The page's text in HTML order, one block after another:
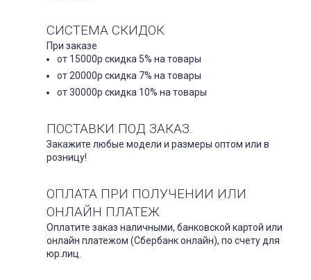
СИСТЕМА СКИДОК
При заказе
от 15000р скидка 5% на товары
от 20000р скидка 7% на товары
от 30000р скидка 10% на товары
ПОСТАВКИ ПОД ЗАКАЗ.
Закажите любые модели и размеры оптом или в
розницу!
ОПЛАТА ПРИ ПОЛУЧЕНИИ ИЛИ
ОНЛАЙН ПЛАТЕЖ
Оплатите заказ наличными, банковской картой или
онлайн платежом (Сбербанк онлайн), по счету для
юр.лиц.